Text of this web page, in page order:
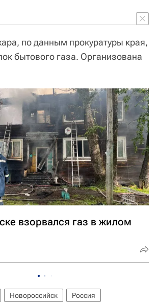
по данным прокуратуры края,
бытового газа. Организована
взорвался газ в жилом
Новороссийск
Россия